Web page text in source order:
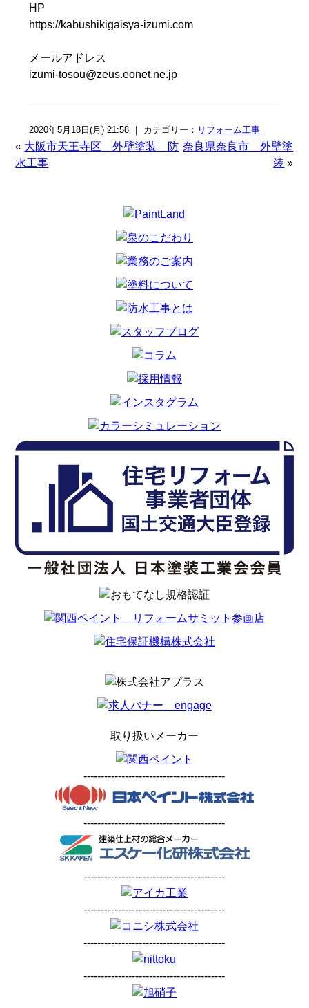
HP
https://kabushikigaisya-izumi.com
メールアドレス
izumi-tosou@zeus.eonet.ne.jp
2020年5月18日(月) 21:58 ｜ カテゴリー： リフォーム工事
« 大阪市天王寺区 外壁塗装 防
水工事
奈良県奈良市 外壁塗
装 »
取り扱いメーカー
-----------------------------------------
-----------------------------------------
-----------------------------------------
-----------------------------------------
-----------------------------------------
-----------------------------------------